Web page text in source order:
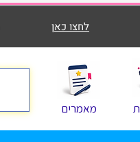
לחצו כאן
מאמרים